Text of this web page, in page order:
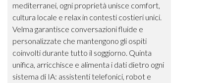
mediterranei, ogni proprietà unisce comfort,
cultura locale e relax in contesti costieri unici.
Velma garantisce conversazioni fluide e
personalizzate che mantengono gli ospiti
coinvolti durante tutto il soggiorno. Quinta
unifica, arricchisce e alimenta i dati dietro ogni
sistema di IA: assistenti telefonici, robot e